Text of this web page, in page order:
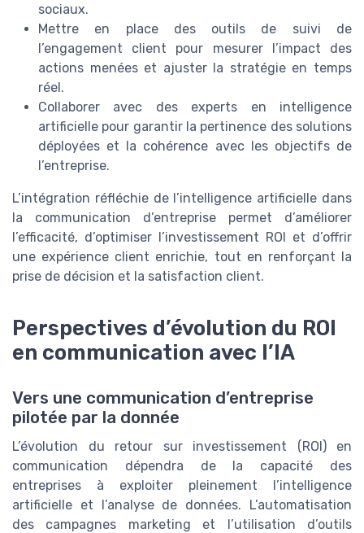
sociaux.
Mettre en place des outils de suivi de
l’engagement client pour mesurer l’impact des
actions menées et ajuster la stratégie en temps
réel.
Collaborer avec des experts en intelligence
artificielle pour garantir la pertinence des solutions
déployées et la cohérence avec les objectifs de
l’entreprise.
L’intégration réfléchie de l’intelligence artificielle dans
la communication d’entreprise permet d’améliorer
l’efficacité, d’optimiser l’investissement ROI et d’offrir
une expérience client enrichie, tout en renforçant la
prise de décision et la satisfaction client.
Perspectives d’évolution du ROI
en communication avec l’IA
Vers une communication d’entreprise
pilotée par la donnée
L’évolution du retour sur investissement (ROI) en
communication dépendra de la capacité des
entreprises à exploiter pleinement l’intelligence
artificielle et l’analyse de données. L’automatisation
des campagnes marketing et l’utilisation d’outils